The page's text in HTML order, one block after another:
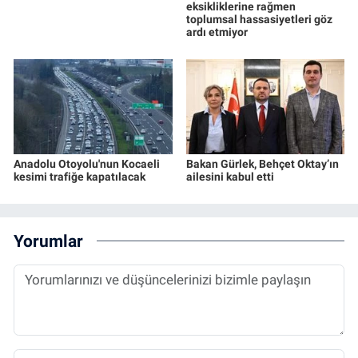
eksikliklerine rağmen
toplumsal hassasiyetleri göz
ardı etmiyor
Anadolu Otoyolu'nun Kocaeli
kesimi trafiğe kapatılacak
Bakan Gürlek, Behçet Oktay’ın
ailesini kabul etti
Yorumlar